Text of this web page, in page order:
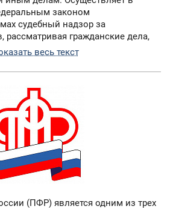
законом
судебный надзор за
рассматривая гражданские дела,
споров, уголовные,
а также в пределах своей
весь текст
(ПФР) является одним из трех